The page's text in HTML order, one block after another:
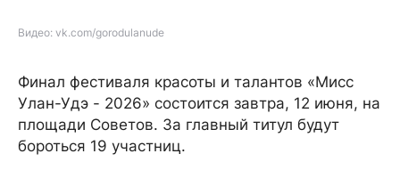
Видео: vk.com/gorodulanude
Финал фестиваля красоты и талантов «Мисс
Улан-Удэ - 2026» состоится завтра, 12 июня, на
площади Советов. За главный титул будут
бороться 19 участниц.